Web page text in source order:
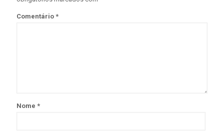
Comentário *
Nome *